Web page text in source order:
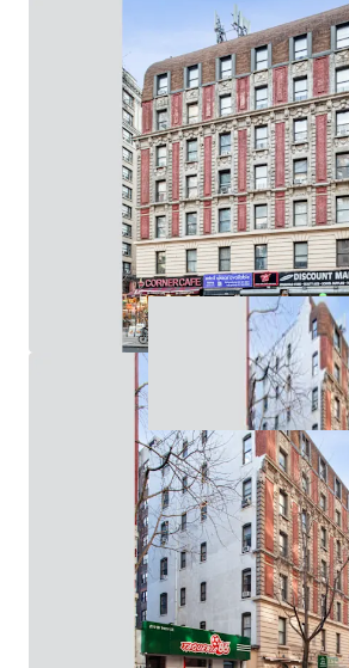
Adjacent to the 96th Street 1-2-3
(Entrance in Front of Building) &
96th Street B-C Subway Station